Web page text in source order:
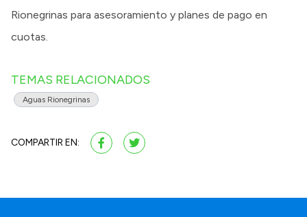
Rionegrinas para asesoramiento y planes de pago en
cuotas.
TEMAS RELACIONADOS
Aguas Rionegrinas
COMPARTIR EN: